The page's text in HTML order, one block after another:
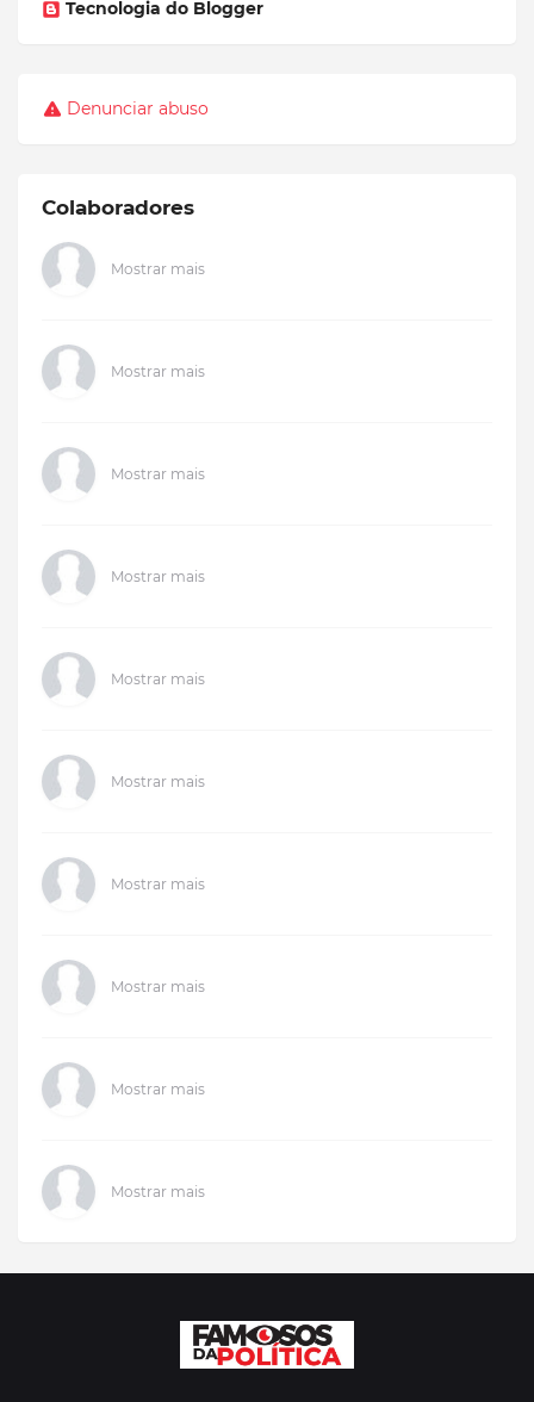
Tecnologia do Blogger
Denunciar abuso
Colaboradores
Mostrar mais
Mostrar mais
Mostrar mais
Mostrar mais
Mostrar mais
Mostrar mais
Mostrar mais
Mostrar mais
Mostrar mais
Mostrar mais